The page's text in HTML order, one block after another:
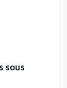
sous